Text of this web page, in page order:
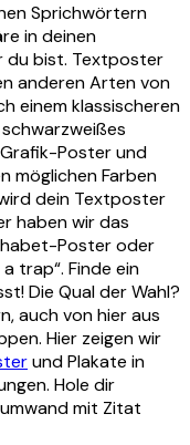
Sprichwörtern
in deinen
du bist. Textposter
anderen Arten von
einem klassischeren
Poster und
möglichen Farben
dein Textposter
haben wir das
Poster oder
trap“. Finde ein
Die Qual der Wahl?
auch von hier aus
Hier zeigen wir
und Plakate in
Hole dir
mit Zitat